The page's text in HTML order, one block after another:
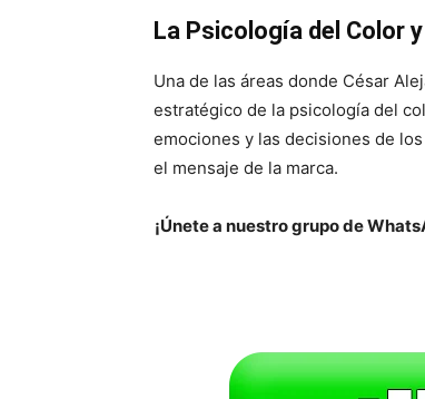
La Psicología del Color
Una de las áreas donde César
estratégico de la psicología del
emociones y las decisiones de
el mensaje de la marca.
¡Únete a nuestro grupo de